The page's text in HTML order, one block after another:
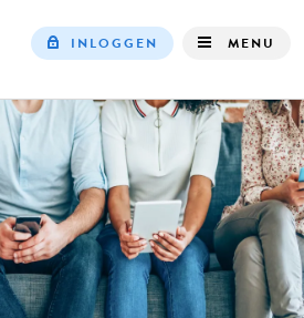
navigation
INLOGGEN MENU